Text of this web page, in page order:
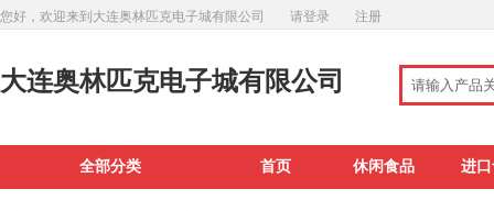
您好，欢迎来到大连奥林匹克电子城有限公司 请登录 注册
大连奥林匹克电子城有限公司
全部分类 首页 休闲食品 进